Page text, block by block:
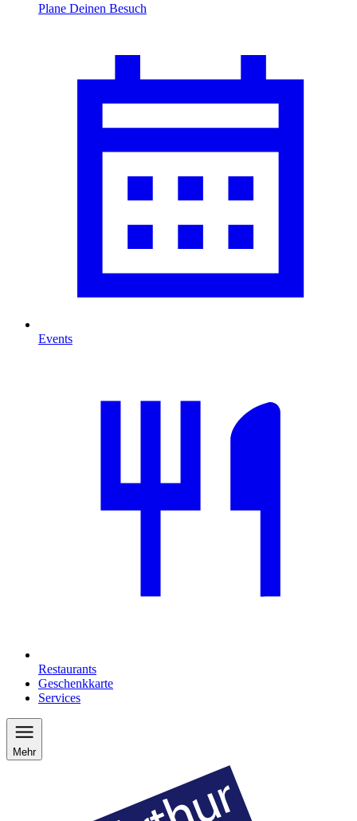
Plane Deinen Besuch
Events
Restaurants
Geschenkkarte
Services
Mehr